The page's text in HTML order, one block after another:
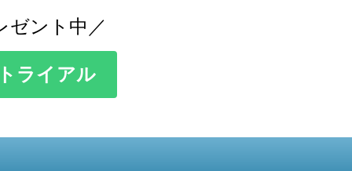
ゼント中／
ライアル